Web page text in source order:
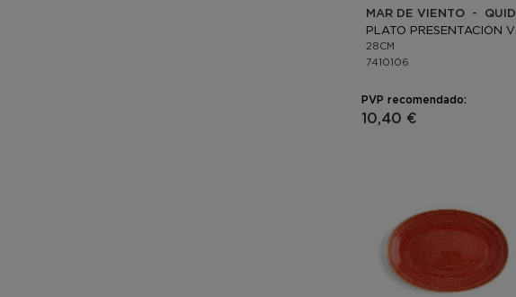
MAR DE VIENTO - QUID
28CM
7410106
PVP recomendado:
10,40 €